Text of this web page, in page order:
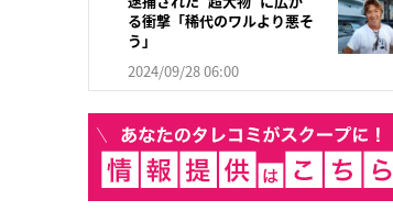
る衝撃「稀代のワルより悪そ
う」
2024/09/28 06:00